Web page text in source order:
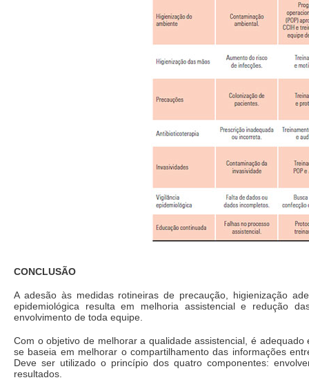
CONCLUSÃO
A adesão às medidas rotineiras de precaução, higienização
epidemiológica resulta em melhoria assistencial e redução
envolvimento de toda equipe.
Com o objetivo de melhorar a qualidade assistencial, é
se baseia em melhorar o compartilhamento das informações
Deve ser utilizado o princípio dos quatro componentes:
resultados.